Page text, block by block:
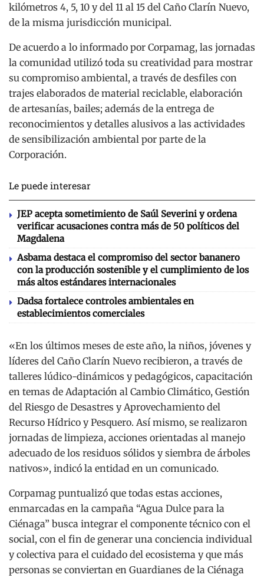
kilómetros 4, 5, 10 y del 11 al 15 del Caño Clarín Nuevo,
de la misma jurisdicción municipal.
De acuerdo a lo informado por Corpamag, las jornadas
la comunidad utilizó toda su creatividad para mostrar
su compromiso ambiental, a través de desfiles con
trajes elaborados de material reciclable, elaboración
de artesanías, bailes; además de la entrega de
reconocimientos y detalles alusivos a las actividades
de sensibilización ambiental por parte de la
Corporación.
Le puede interesar
JEP acepta sometimiento de Saúl Severini y ordena
verificar acusaciones contra más de 50 políticos del
Magdalena
Asbama destaca el compromiso del sector bananero
con la producción sostenible y el cumplimiento de los
más altos estándares internacionales
Dadsa fortalece controles ambientales en
establecimientos comerciales
«En los últimos meses de este año, la niños, jóvenes y
líderes del Caño Clarín Nuevo recibieron, a través de
talleres lúdico-dinámicos y pedagógicos, capacitación
en temas de Adaptación al Cambio Climático, Gestión
del Riesgo de Desastres y Aprovechamiento del
Recurso Hídrico y Pesquero. Así mismo, se realizaron
jornadas de limpieza, acciones orientadas al manejo
adecuado de los residuos sólidos y siembra de árboles
nativos», indicó la entidad en un comunicado.
Corpamag puntualizó que todas estas acciones,
enmarcadas en la campaña “Agua Dulce para la
Ciénaga” busca integrar el componente técnico con el
social, con el fin de generar una conciencia individual
y colectiva para el cuidado del ecosistema y que más
personas se conviertan en Guardianes de la Ciénaga